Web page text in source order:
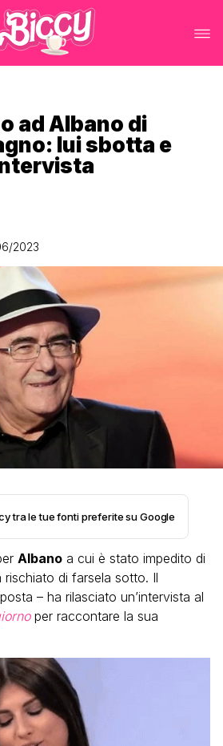
ad Albano di
lui sbotta e
2023
tra le tue fonti preferite su Google
Albano a cui è stato impedito di
rischiato di farsela sotto. Il
– ha rilasciato un’intervista al
per raccontare la sua